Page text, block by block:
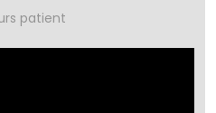
patient